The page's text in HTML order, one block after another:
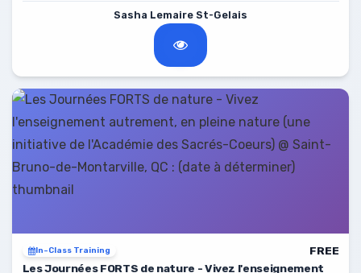
Sasha Lemaire St-Gelais
In-Class Training
FREE
Les Journées FORTS de nature - Vivez l'enseignement